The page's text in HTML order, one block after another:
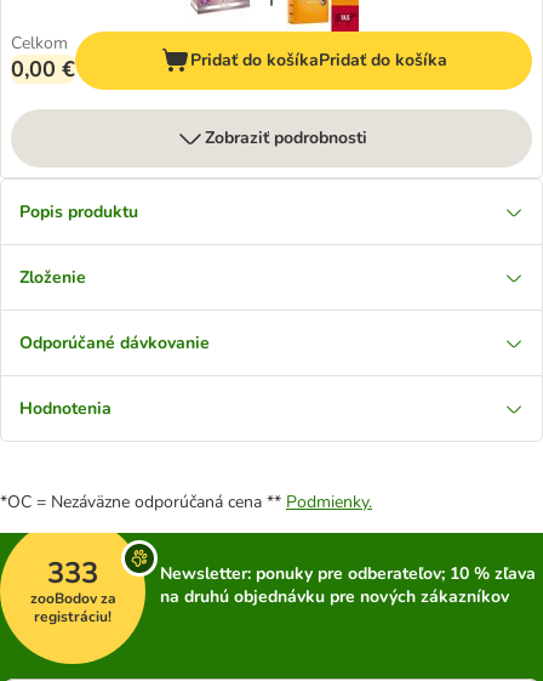
Celkom
0,00 € Pridať do košíkaPridať do košíka
Zobraziť podrobnosti
Popis produktu
Zloženie
Odporúčané dávkovanie
Hodnotenia
*OC = Nezáväzne odporúčaná cena ** Podmienky.
333
zooBodov za
registráciu!
Newsletter: ponuky pre odberateľov; 10 % zľava
na druhú objednávku pre nových zákazníkov